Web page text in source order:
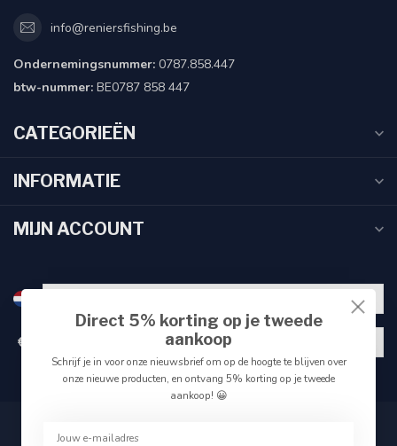
info@reniersfishing.be
Ondernemingsnummer: 0787.858.447
btw-nummer: BE0787 858 447
CATEGORIEËN
INFORMATIE
MIJN ACCOUNT
€
Direct 5% korting op je tweede
aankoop
Schrijf je in voor onze nieuwsbrief om op de hoogte te blijven over
onze nieuwe producten, en ontvang 5% korting op je tweede
aankoop! 😀